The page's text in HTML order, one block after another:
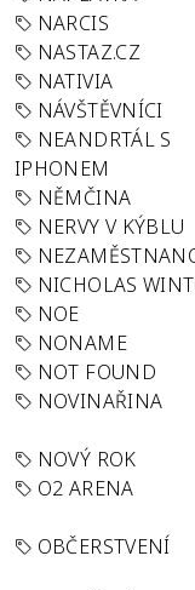
NARCIS
NASTAZ.CZ
NATIVIA
NÁVŠTĚVNÍCI
NEANDRTÁL S
IPHONEM
NĚMČINA
NERVY V KÝBLU
NICHOLAS
NOE
NONAME
NOT FOUND
NOVINAŘINA
NOVÝ ROK
O2 ARENA
OBČERSTVENÍ